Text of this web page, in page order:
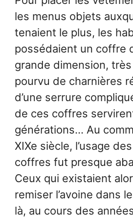
les menus objets
tenaient le plus, les
possédaient un coffre
grande dimension,
pourvu de charnières
d’une serrure
de ces coffres
générations… Au
XIXe siècle, l’usage
coffres fut presque
Ceux qui existaient
remiser l’avoine dans
là, au cours des